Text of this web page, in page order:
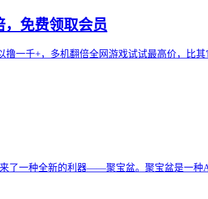
，免费领取会员
一千+，多机翻倍全网游戏试试最高价，比
了一种全新的利器——聚宝盆。聚宝盆是一